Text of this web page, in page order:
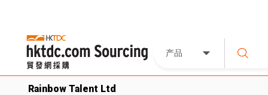
产品
Rainbow Talent Ltd